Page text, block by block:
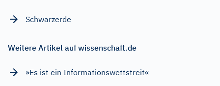
Schwarzerde
Weitere Artikel auf wissenschaft.de
»Es ist ein Informationswettstreit«